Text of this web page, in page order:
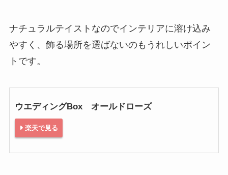
ナチュラルテイストなのでインテリアに溶け込み
やすく、飾る場所を選ばないのもうれしいポイン
トです。
ウエディングBox オールドローズ
楽天で見る